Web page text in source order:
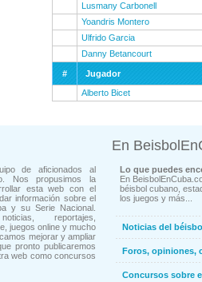
Lusmany Carbonell
Yoandris Montero
Ulfrido Garcia
Danny Betancourt
#
Jugador
Alberto Bicet
de aficionados al
Nos propusimos la
esta web con el
información sobre el
y su Serie Nacional.
reportajes,
juegos online y mucho
mejorar y ampliar
pronto publicaremos
web como concursos
En
Lo que puedes
En
béisbol cubano,
los juegos y más...
Noticias del
Foros, opiniones,
Concursos sobre